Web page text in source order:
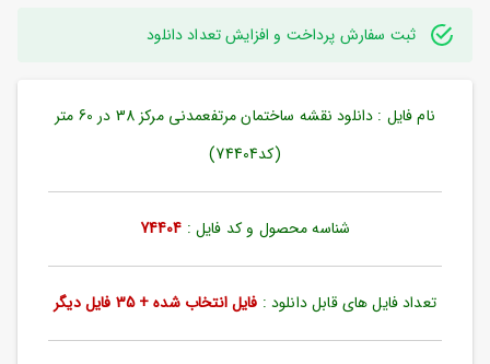
راهنما
دانلود
ورود
به
ثبت سفارش پرداخت و افزایش تعداد دانلود
نام فایل : دانلود نقشه ساختمان مرتفعمدنی مرکز 38 در 60 متر
(کد74404)
شناسه محصول و کد فایل : 74404
تعداد فایل های قابل دانلود : فایل انتخاب شده + 35 فایل دیگر